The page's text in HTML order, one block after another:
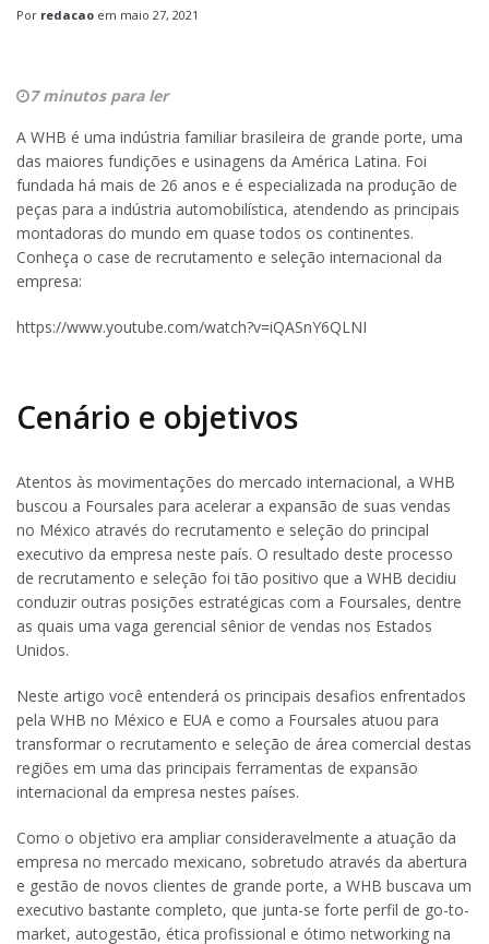
Por redacao em maio 27, 2021
7 minutos para ler
A WHB é uma indústria familiar brasileira de grande porte, uma
das maiores fundições e usinagens da América Latina. Foi
fundada há mais de 26 anos e é especializada na produção de
peças para a indústria automobilística, atendendo as principais
montadoras do mundo em quase todos os continentes.
Conheça o case de recrutamento e seleção internacional da
empresa:
https://www.youtube.com/watch?v=iQASnY6QLNI
Cenário e objetivos
Atentos às movimentações do mercado internacional, a WHB
buscou a Foursales para acelerar a expansão de suas vendas
no México através do recrutamento e seleção do principal
executivo da empresa neste país. O resultado deste processo
de recrutamento e seleção foi tão positivo que a WHB decidiu
conduzir outras posições estratégicas com a Foursales, dentre
as quais uma vaga gerencial sênior de vendas nos Estados
Unidos.
Neste artigo você entenderá os principais desafios enfrentados
pela WHB no México e EUA e como a Foursales atuou para
transformar o recrutamento e seleção de área comercial destas
regiões em uma das principais ferramentas de expansão
internacional da empresa nestes países.
Como o objetivo era ampliar consideravelmente a atuação da
empresa no mercado mexicano, sobretudo através da abertura
e gestão de novos clientes de grande porte, a WHB buscava um
executivo bastante completo, que junta-se forte perfil de go-to-
market, autogestão, ética profissional e ótimo networking na